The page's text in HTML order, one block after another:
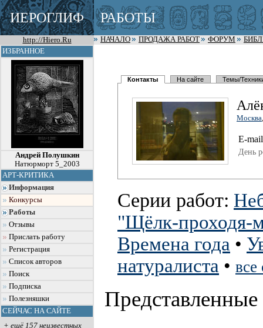
ИЕРОГЛИФ РАБОТЫ
http://Hiero.Ru НАЧАЛО ПРОДАЖА РАБОТ ФОРУМ
ИЗБРАННОЕ
Андрей Полушкин
Натюрморт 5_2003
АРТ-КРИТИКА
Информация
Конкурсы
Работы
Отзывы
Прислать работу
Регистрация
Список авторов
Поиск
Подписка
Полезняшки
СЕЙЧАС НА САЙТЕ
+ ещё 157 неизвестных
Контакты На сайте Темы/
Москва
E-
День
Серии работ:
"Щёлк-проходя-
Времена года •
натуралиста • все